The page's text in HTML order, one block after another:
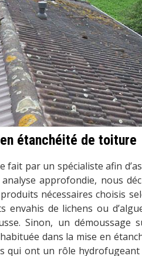
étanchéité de toiture
fait par un spécialiste afin
approfondie, nous
nécessaires choisis
envahis de lichens ou
Sinon, un démoussage
dans la mise en
qui ont un rôle